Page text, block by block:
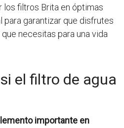
los filtros Brita en óptimas
garantizar que disfrutes
necesitas para una vida
el filtro de agua
importante en